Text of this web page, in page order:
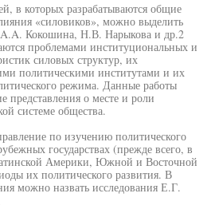
в которых разрабатываются общие
«силовиков», можно выделить
Кокошина, Н.В. Нарыкова и др.2
проблемами институциональных и
силовых структур, их
политическими институтами и их
режима. Данные работы
представления о месте и роли
системе общества.
по изучению политического
государствах (прежде всего, в
Америки, Южной и Восточной
их политического развития. В
можно назвать исследования Е.Г.